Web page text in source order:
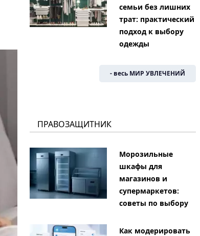
семьи без лишних
трат: практический
подход к выбору
одежды
- весь МИР УВЛЕЧЕНИЙ
ПРАВОЗАЩИТНИК
Морозильные
шкафы для
магазинов и
супермаркетов:
советы по выбору
Как модерировать